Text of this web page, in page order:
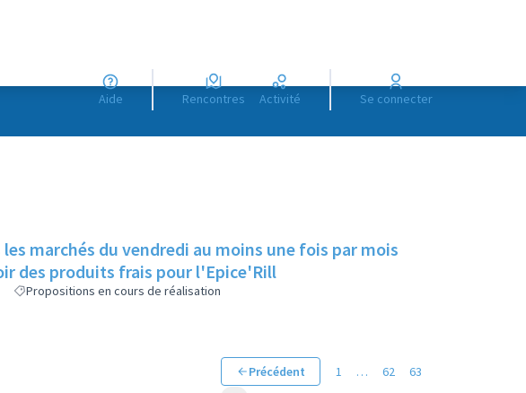
Aide Rencontres Activité Se connecter
marchés du vendredi au moins une fois par mois
des produits frais pour l'Epice'Rill
Propositions en cours de réalisation
Précédent 1 … 62
63